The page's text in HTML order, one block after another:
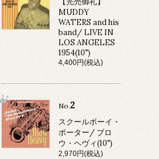
MUDDY
WATERS and his
band/ LIVE IN
LOS ANGELES
1954(10")
4,400円(税込)
No.2
スクールボーイ・
ポーター/ ブロ
ウ・ヘヴィ(10")
2,970円(税込)